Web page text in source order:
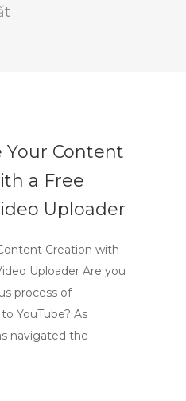
Content
a Free
Uploader
Creation with
Uploader Are you
process of
YouTube? As
navigated the